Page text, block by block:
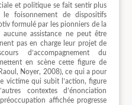
et politique se fait sentir plus
foisonnement de dispositifs
formulé par les pionniers de la
assistance ne peut être
pas en charge leur projet de
d’accompagnement du
en scène cette figure de
Noyer, 2008), ce qui a pour
victime qui subit l’action, figure
contextes d’énonciation
affichée progresse